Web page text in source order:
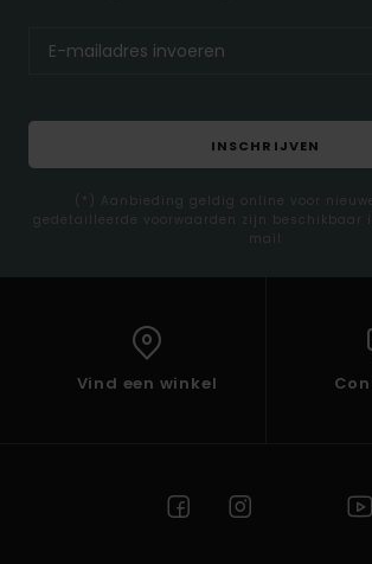
INSCHRIJVEN
(*) Aanbieding geldig online voor
gedetailleerde voorwaarden zijn beschikbaar
mail
Vind een winkel